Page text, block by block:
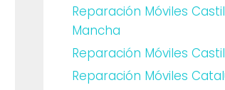
Reparación Móviles
Mancha
Reparación Móviles
Reparación Móviles